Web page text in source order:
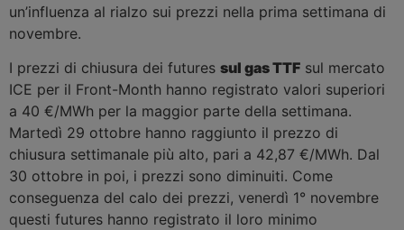
un’influenza al rialzo sui prezzi nella prima settimana di
novembre.
I prezzi di chiusura dei futures sul gas TTF sul mercato
ICE per il Front-Month hanno registrato valori superiori
a 40 €/MWh per la maggior parte della settimana.
Martedì 29 ottobre hanno raggiunto il prezzo di
chiusura settimanale più alto, pari a 42,87 €/MWh. Dal
30 ottobre in poi, i prezzi sono diminuiti. Come
conseguenza del calo dei prezzi, venerdì 1° novembre
questi futures hanno registrato il loro minimo